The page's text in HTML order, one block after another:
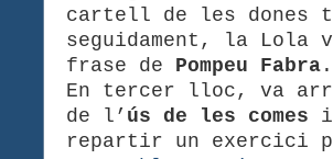
cartell de les dones
seguidament, la Lola
frase de Pompeu Fabra.
En tercer lloc, va
de l’ ús de les comes i
repartir un exercici